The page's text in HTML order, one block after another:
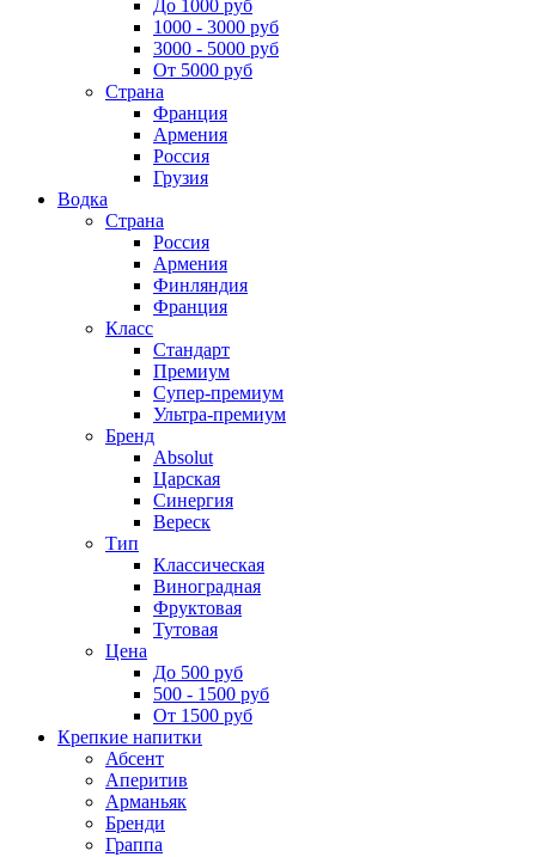
До 1000 руб
1000 - 3000 руб
3000 - 5000 руб
От 5000 руб
Страна
Франция
Армения
Россия
Грузия
Водка
Страна
Россия
Армения
Финляндия
Франция
Класс
Стандарт
Премиум
Супер-премиум
Ультра-премиум
Бренд
Absolut
Царская
Синергия
Вереск
Тип
Классическая
Виноградная
Фруктовая
Тутовая
Цена
До 500 руб
500 - 1500 руб
От 1500 руб
Крепкие напитки
Абсент
Аперитив
Арманьяк
Бренди
Граппа